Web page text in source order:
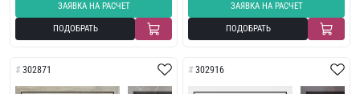
ЗАЯВКА НА РАСЧЕТ
ПОДОБРАТЬ
ЗАЯВКА НА РАСЧЕТ
ПОДОБРАТЬ
302871 302916